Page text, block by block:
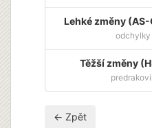
Lehké změny (AS-
odchylky
Těžší změny
← Zpět